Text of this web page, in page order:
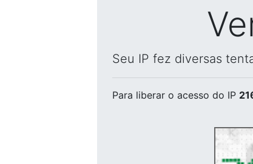
Seu IP fez diversas
Para liberar o acesso do IP